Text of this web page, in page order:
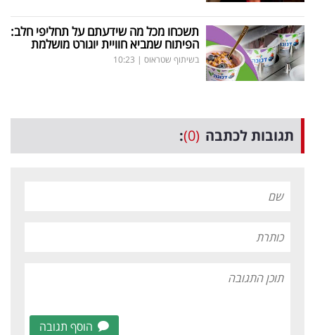
תשכחו מכל מה שידעתם על תחליפי חלב:
הפיתוח שמביא חוויית יוגורט מושלמת
בשיתוף שטראוס |
10:23
תגובות לכתבה (0)
:
הוסף תגובה